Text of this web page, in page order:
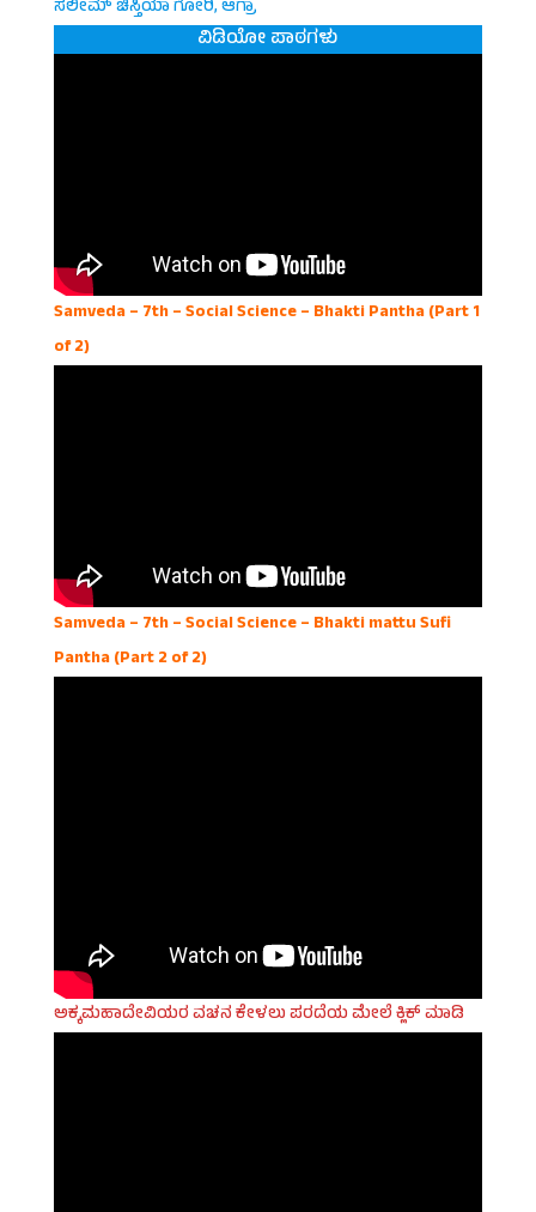
ಸಲೀಮ್ ಚಿಸ್ತಿಯಾ ಗೋರಿ, ಆಗ್ರಾ
ವಿಡಿಯೋ ಪಾಠಗಳು
Samveda – 7th – Social Science – Bhakti Pantha (Part 1
of 2)
Samveda – 7th – Social Science – Bhakti mattu Sufi
Pantha (Part 2 of 2)
ಅಕ್ಕಮಹಾದೇವಿಯರ ವಚನ ಕೇಳಲು ಪರದೆಯ ಮೇಲೆ ಕ್ಲಿಕ್ ಮಾಡಿ